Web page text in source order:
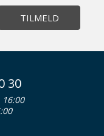
TILMELD
30
16:00